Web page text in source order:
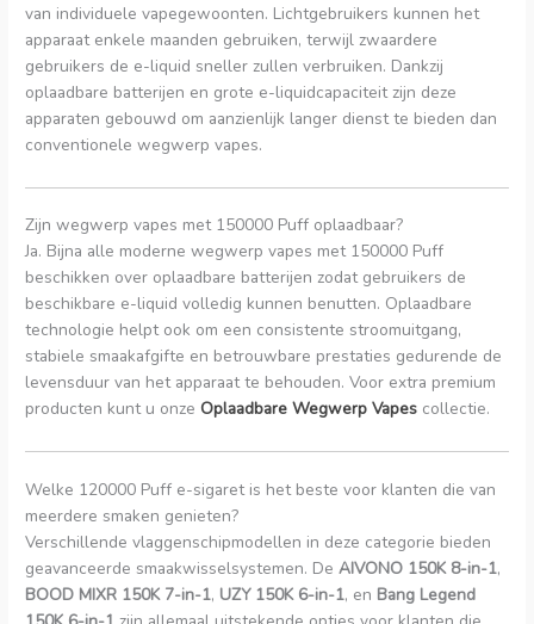
van individuele vapegewoonten. Lichtgebruikers kunnen het
apparaat enkele maanden gebruiken, terwijl zwaardere
gebruikers de e-liquid sneller zullen verbruiken. Dankzij
oplaadbare batterijen en grote e-liquidcapaciteit zijn deze
apparaten gebouwd om aanzienlijk langer dienst te bieden dan
conventionele wegwerp vapes.
Zijn wegwerp vapes met 150000 Puff oplaadbaar?
Ja. Bijna alle moderne wegwerp vapes met 150000 Puff
beschikken over oplaadbare batterijen zodat gebruikers de
beschikbare e-liquid volledig kunnen benutten. Oplaadbare
technologie helpt ook om een consistente stroomuitgang,
stabiele smaakafgifte en betrouwbare prestaties gedurende de
levensduur van het apparaat te behouden. Voor extra premium
producten kunt u onzeOplaadbare Wegwerp Vapes collectie.
Welke 120000 Puff e-sigaret is het beste voor klanten die van
meerdere smaken genieten?
Verschillende vlaggenschipmodellen in deze categorie bieden
geavanceerde smaakwisselsystemen. DeAIVONO 150K 8-in-1,
BOOD MIXR 150K 7-in-1, UZY 150K 6-in-1, en Bang Legend